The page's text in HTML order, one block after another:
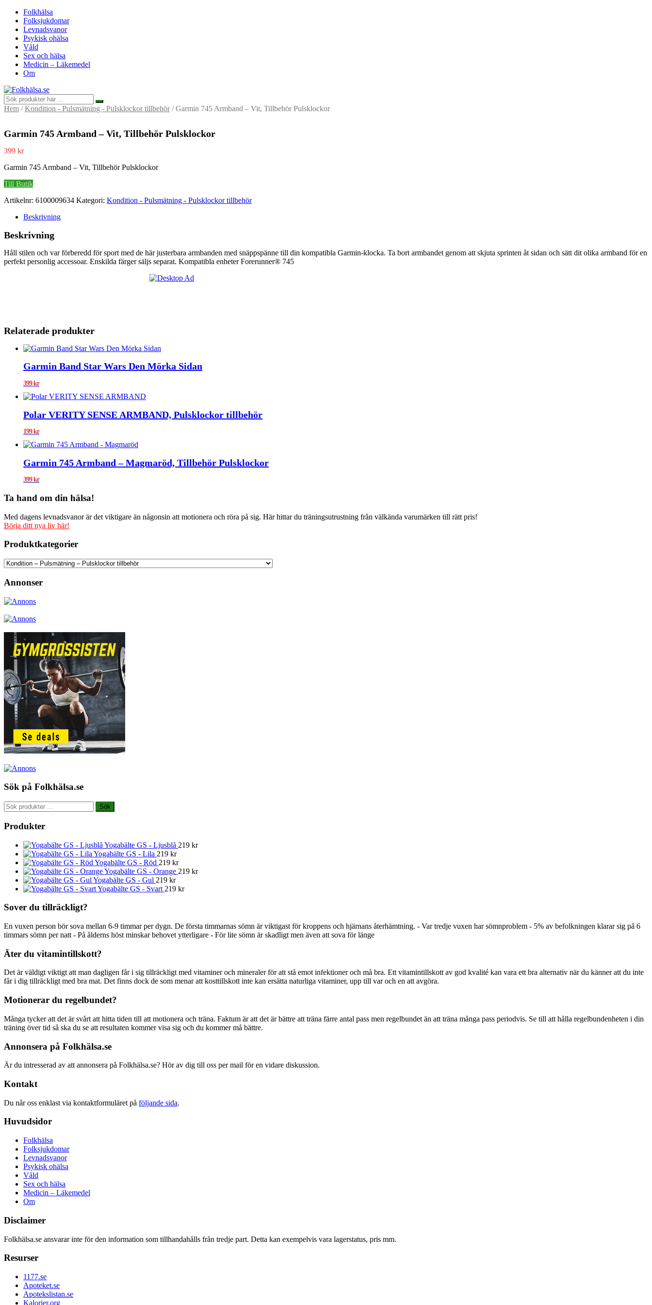
Folkhälsa
Folksjukdomar
Levnadsvanor
Psykisk ohälsa
Våld
Sex och hälsa
Medicin – Läkemedel
Om
Hem /Kondition - Pulsmätning - Pulsklockor tillbehör/ Garmin 745 Armband – Vit, Tillbehör Pulsklockor
Garmin 745 Armband – Vit, Tillbehör Pulsklockor
399 kr
Garmin 745 Armband – Vit, Tillbehör Pulsklockor
Till Butik
Artikelnr: 6100009634 Kategori: Kondition - Pulsmätning - Pulsklockor tillbehör
Beskrivning
Beskrivning
Håll stilen och var förberedd för sport med de här justerbara armbanden med snäppspänne till din kompatibla Garmin-klocka. Ta bort armbandet genom att skjuta sprinten åt sidan och sätt dit olika armband för en
perfekt personlig accessoar. Enskilda färger säljs separat. Kompatibla enheter Forerunner® 745
Relaterade produkter
Garmin Band Star Wars Den Mörka Sidan
399kr
Polar VERITY SENSE ARMBAND, Pulsklockor tillbehör
199kr
Garmin 745 Armband – Magmaröd, Tillbehör Pulsklockor
399kr
Ta hand om din hälsa!
Med dagens levnadsvanor är det viktigare än någonsin att motionera och röra på sig. Här hittar du träningsutrustning från välkända varumärken till rätt pris!
Börja ditt nya liv här!
Produktkategorier
Annonser
Sök på Folkhälsa.se
Sök
efter:
Sök
Produkter
Yogabälte GS - Ljusblå 219 kr
Yogabälte GS - Lila 219 kr
Yogabälte GS - Röd 219 kr
Yogabälte GS - Orange 219 kr
Yogabälte GS - Gul 219 kr
Yogabälte GS - Svart 219 kr
Sover du tillräckligt?
En vuxen person bör sova mellan 6-9 timmar per dygn. De första timmarnas sömn är viktigast för kroppens och hjärnans återhämtning. - Var tredje vuxen har sömnproblem - 5% av befolkningen klarar sig på 6
timmars sömn per natt - På ålderns höst minskar behovet ytterligare - För lite sömn är skadligt men även att sova för länge
Äter du vitamintillskott?
Det är väldigt viktigt att man dagligen får i sig tillräckligt med vitaminer och mineraler för att stå emot infektioner och må bra. Ett vitamintillskott av god kvalité kan vara ett bra alternativ när du känner att du inte
får i dig tillräckligt med bra mat. Det finns dock de som menar att kosttillskott inte kan ersätta naturliga vitaminer, upp till var och en att avgöra.
Motionerar du regelbundet?
Många tycker att det är svårt att hitta tiden till att motionera och träna. Faktum är att det är bättre att träna färre antal pass men regelbundet än att träna många pass periodvis. Se till att hålla regelbundenheten i din
träning över tid så ska du se att resultaten kommer visa sig och du kommer må bättre.
Annonsera på Folkhälsa.se
Är du intresserad av att annonsera på Folkhälsa.se? Hör av dig till oss per mail för en vidare diskussion.
Kontakt
Du når oss enklast via kontaktformuläret på följande sida.
Huvudsidor
Folkhälsa
Folksjukdomar
Levnadsvanor
Psykisk ohälsa
Våld
Sex och hälsa
Medicin – Läkemedel
Om
Disclaimer
Folkhälsa.se ansvarar inte för den information som tillhandahålls från tredje part. Detta kan exempelvis vara lagerstatus, pris mm.
Resurser
1177.se
Apoteket.se
Apotekslistan.se
Kalorier.org